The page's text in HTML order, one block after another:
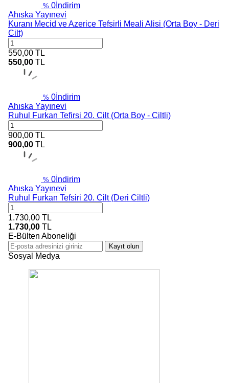
% 0 İndirim
Ahıska Yayınevi
Kuranı Mecid ve Azerice Tefsirli Meali Alisi (Orta Boy - Deri
Cilt)
550,00 TL
550,00 TL
% 0 İndirim
Ahıska Yayınevi
Ruhul Furkan Tefirsi 20. Cilt (Orta Boy - Ciltli)
900,00 TL
900,00 TL
% 0 İndirim
Ahıska Yayınevi
Ruhul Furkan Tefsiri 20. Cilt (Deri Ciltli)
1.730,00 TL
1.730,00 TL
E-Bülten Aboneliği
Kayıt olun
Sosyal Medya